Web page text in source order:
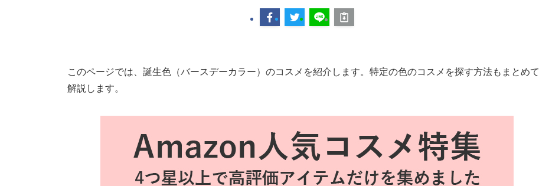
このページでは、誕生色（バースデーカラー）のコスメを紹介します。特定の色のコスメを探す方法もまとめて
解説します。